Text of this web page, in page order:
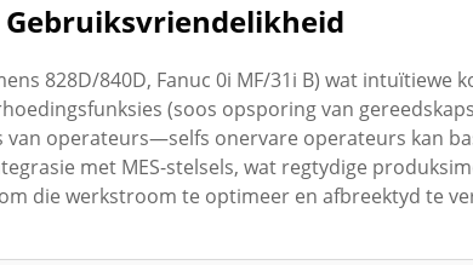
Gebruiksvriendelikheid
828D/840D, Fanuc 0i MF/31i B) wat intuïtiewe
(soos opsporing van
operateurs—selfs onervare operateurs kan
met MES-stelsels, wat regtydige
die werkstroom te optimeer en afbreektyd te